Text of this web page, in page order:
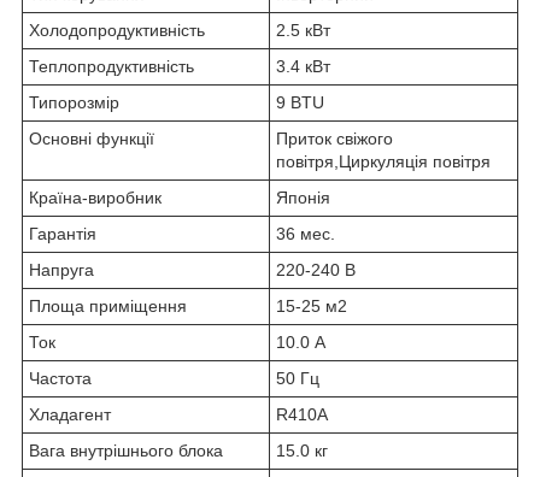
Холодопродуктивність
2.5 кВт
Теплопродуктивність
3.4 кВт
Типорозмір
9 BTU
Основні функції
Приток свіжого
повітря,Циркуляція повітря
Країна-виробник
Японія
Гарантія
36 мес.
Напруга
220-240 В
Площа приміщення
15-25 м2
Ток
10.0 А
Частота
50 Гц
Хладагент
R410A
Вага внутрішнього блока
15.0 кг